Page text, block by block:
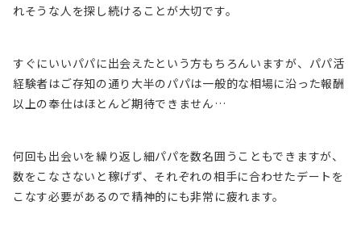
れそうな人を探し続けることが大切です。
すぐにいいパパに出会えたという方もちろんいますが、パパ活
経験者はご存知の通り大半のパパは一般的な相場に沿った報酬
以上の奉仕はほとんど期待できません…
何回も出会いを繰り返し細パパを数名囲うこともできますが、
数をこなさないと稼げず、それぞれの相手に合わせたデートを
こなす必要があるので精神的にも非常に疲れます。